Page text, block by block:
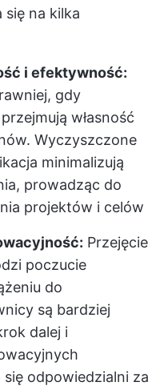
się na kilka
i efektywność:
gdy
własność
Wyczyszczone
minimalizują
prowadząc do
projektów i celów
Przejęcie
poczucie
do
są bardziej
dalej i
odpowiedzialni za